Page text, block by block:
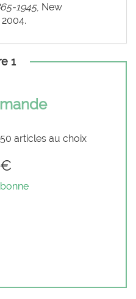
1945, New
1
articles au choix